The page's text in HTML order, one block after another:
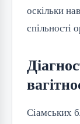
оскільки
спільності
Сіамських